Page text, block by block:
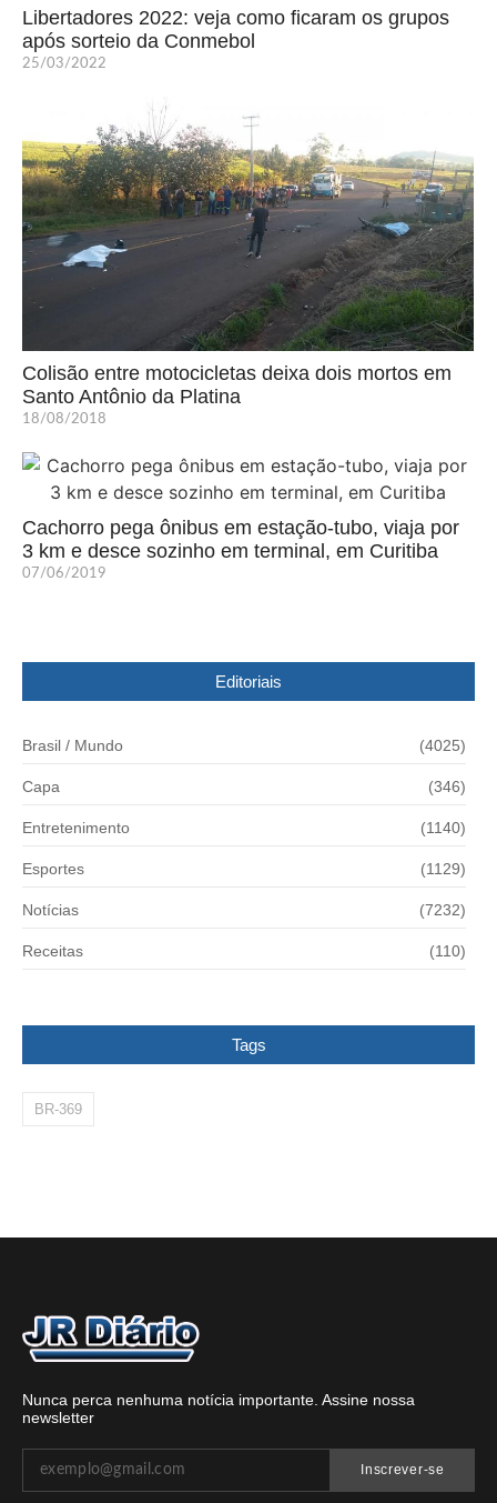
Libertadores 2022: veja como ficaram os grupos
após sorteio da Conmebol
25/03/2022
Colisão entre motocicletas deixa dois mortos em
Santo Antônio da Platina
18/08/2018
Cachorro pega ônibus em estação-tubo, viaja por
3 km e desce sozinho em terminal, em Curitiba
07/06/2019
Editoriais
Brasil / Mundo (4025)
Capa (346)
Entretenimento (1140)
Esportes (1129)
Notícias (7232)
Receitas (110)
Tags
BR-369
Nunca perca nenhuma notícia importante. Assine nossa
newsletter
Inscrever-se